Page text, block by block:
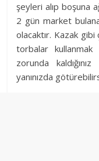
şeyleri alıp boşuna
2 gün market
olacaktır. Kazak
torbalar kullanmak
zorunda
yanınızda